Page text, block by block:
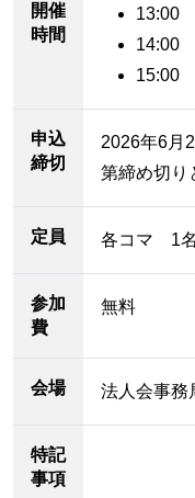
開催
時間
13:00
14:00
15:00
申込
締切
2026年6月
第締め切り
定員 各コマ 1名
参加
費
無料
会場 法人会事務
特記
事項